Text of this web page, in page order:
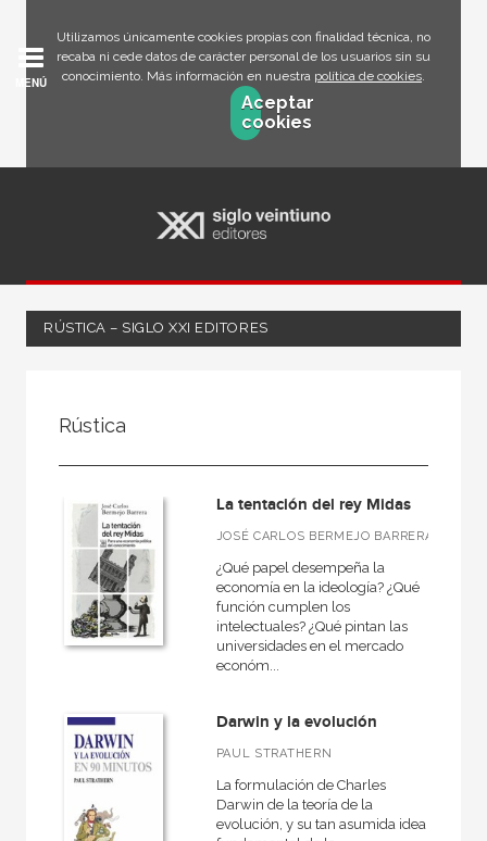
Utilizamos únicamente cookies propias con finalidad técnica, no
recaba ni cede datos de carácter personal de los usuarios sin su
conocimiento. Más información en nuestra política de cookies.
Aceptar
cookies
MENÚ
RÚSTICA – SIGLO XXI EDITORES
Ciencias humanas y sociales
MATERIAS
Filosofía
Historia
Política
Sociología
Lengua y literatura
Psicología
Rústica
La tentación del rey Midas
JOSÉ CARLOS BERMEJO BARRERA
¿Qué papel desempeña la
economía en la ideología? ¿Qué
función cumplen los
intelectuales? ¿Qué pintan las
universidades en el mercado
económ...
Darwin y la evolución
PAUL STRATHERN
La formulación de Charles
Darwin de la teoría de la
evolución, y su tan asumida idea